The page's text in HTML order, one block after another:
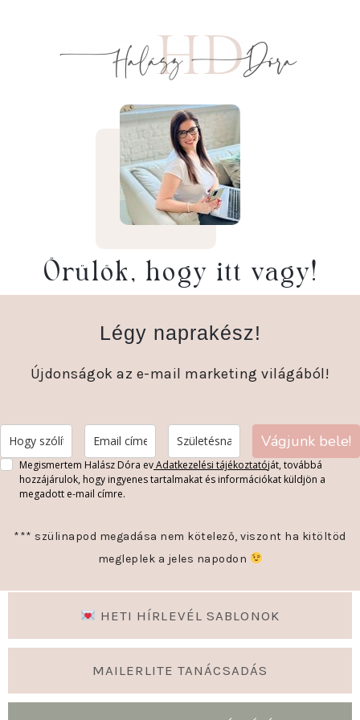
Örülök, hogy itt vagy!
Légy naprakész!
Újdonságok az e-mail marketing világából!
Vágjunk bele!
Megismertem Halász Dóra evAdatkezelési tájékoztatóját, továbbá
hozzájárulok, hogy ingyenes tartalmakat és információkat küldjön a
megadott e-mail címre.
*** szülinapod megadása nem kötelező, viszont ha kitöltöd
megleplek a jeles napodon
HETI HÍRLEVÉL SABLONOK
MAILERLITE TANÁCSADÁS